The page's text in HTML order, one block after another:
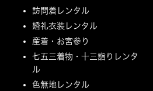
訪問着レンタル
婚礼衣装レンタル
産着・お宮参り
七五三着物・十三詣りレンタ
ル
色無地レンタル